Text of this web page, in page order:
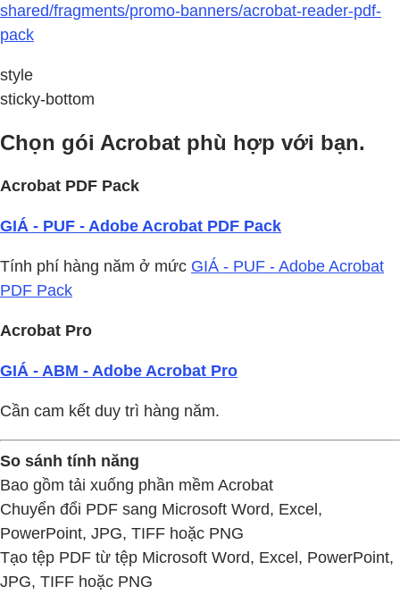
shared/fragments/promo-banners/acrobat-reader-pdf-
pack
style
sticky-bottom
Chọn gói Acrobat phù hợp với bạn.
Acrobat PDF Pack
GIÁ - PUF - Adobe Acrobat PDF Pack
Tính phí hàng năm ở mức GIÁ - PUF - Adobe Acrobat
PDF Pack
Acrobat Pro
GIÁ - ABM - Adobe Acrobat Pro
Cần cam kết duy trì hàng năm.
So sánh tính năng
Bao gồm tải xuống phần mềm Acrobat
Chuyển đổi PDF sang Microsoft Word, Excel,
PowerPoint, JPG, TIFF hoặc PNG
Tạo tệp PDF từ tệp Microsoft Word, Excel, PowerPoint,
JPG, TIFF hoặc PNG